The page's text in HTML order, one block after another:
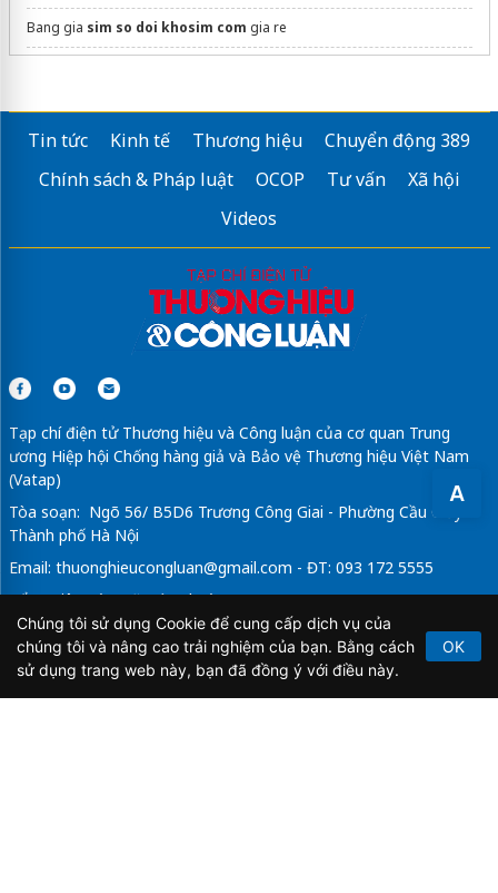
A
Bang gia sim so doi khosim com gia re
iphone 17 pro max trả góp trả trước bảo nhiều
Giải pháp Tủ để giày cao cấpmới
Tin tức Kinh tế Thương hiệu
Chuyển động 389
Chính sách & Pháp luật
OCOP Tư vấn
Xã hội
Videos
Tạp chí điện tử Thương hiệu và Công luận của cơ quan Trung
ương Hiệp hội Chống hàng giả và Bảo vệ Thương hiệu Việt Nam
(Vatap)
Tòa soạn: Ngõ 56/ B5D6 Trương Công Giai - Phường Cầu Giấy -
Thành phố Hà Nội
Email: thuonghieucongluan@gmail.com - ĐT: 093 172 5555
Tổng Biên Tập: Vũ Đức Thuận
Giấy phép hoạt động báo chí điện tử số 64/GP-BTTTT do Bộ
Thông tin và Truyền thông cấp ngày 21/2/2020.
Chúng tôi sử dụng Cookie để cung cấp dịch vụ của
chúng tôi và nâng cao trải nghiệm của bạn. Bằng cách
sử dụng trang web này, bạn đã đồng ý với điều này.
OK